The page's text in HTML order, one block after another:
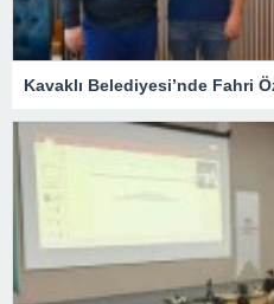
Kavaklı Belediyesi’nde Fahri